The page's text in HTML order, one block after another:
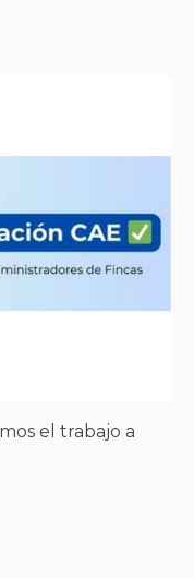
el trabajo a